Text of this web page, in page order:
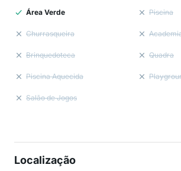
Área Verde Piscina
Churrasqueira
Brinquedoteca Quadra
Piscina Aquecida
Salão de Jogos
Localização